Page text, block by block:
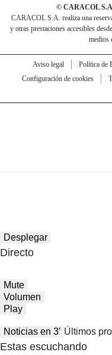
© CARACOL
CARACOL S.A. realiza una
y otras prestaciones accesibles
medios
Aviso legal Política de
Configuración de cookies
Desplegar
Directo
Mute
Volumen
Play
Noticias en 3′ Últimos
Estas escuchando